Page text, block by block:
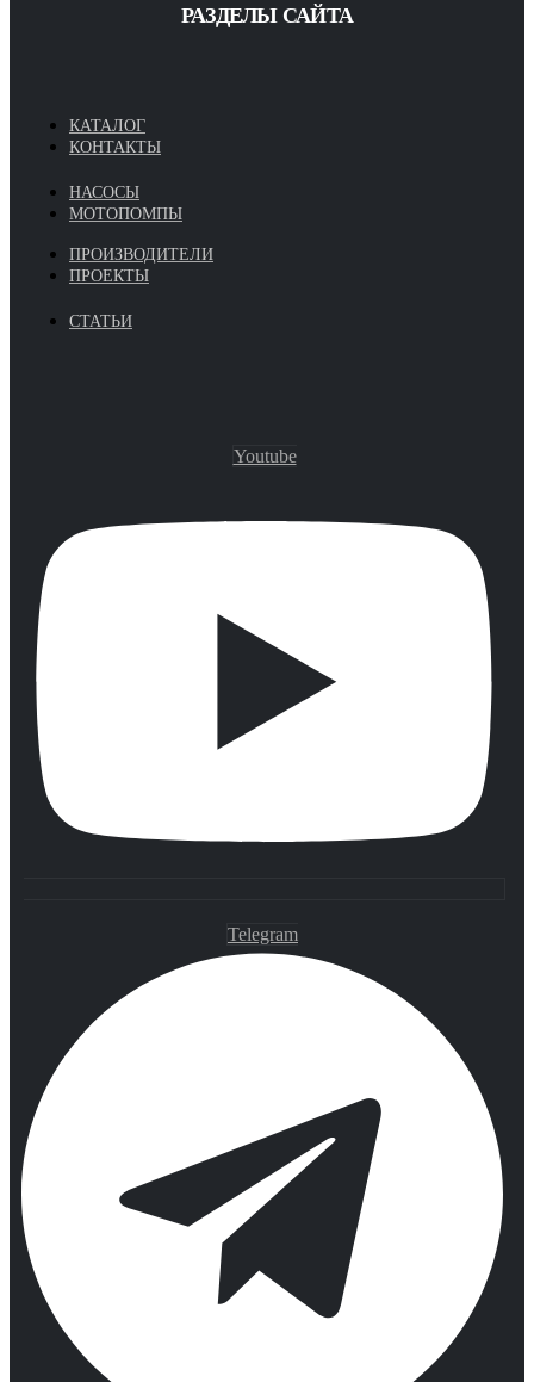
РАЗДЕЛЫ САЙТА
КАТАЛОГ
КОНТАКТЫ
НАСОСЫ
МОТОПОМПЫ
ПРОИЗВОДИТЕЛИ
ПРОЕКТЫ
СТАТЬИ
Youtube
Telegram